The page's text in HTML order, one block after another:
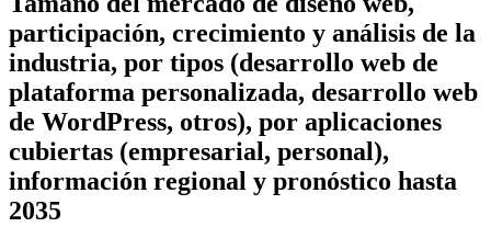
participación, crecimiento y análisis de la
industria, por tipos (desarrollo web de
plataforma personalizada, desarrollo web
de WordPress, otros), por aplicaciones
cubiertas (empresarial, personal),
información regional y pronóstico hasta
2035